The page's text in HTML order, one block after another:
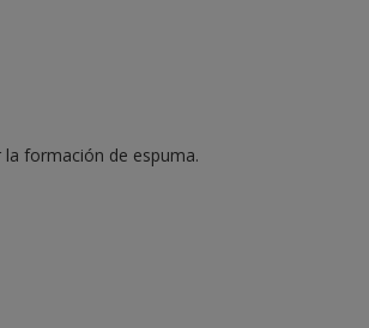
formación de espuma.